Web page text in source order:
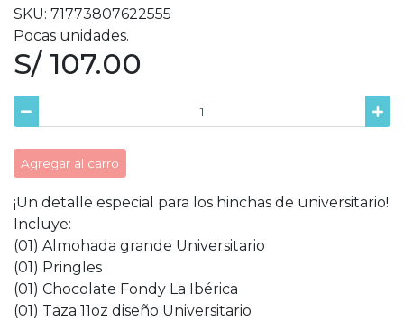
SKU: 71773807622555
Pocas unidades.
S/ 107.00
Agregar al carro
¡Un detalle especial para los hinchas de universitario!
Incluye:
(01) Almohada grande Universitario
(01) Pringles
(01) Chocolate Fondy La Ibérica
(01) Taza 11oz diseño Universitario